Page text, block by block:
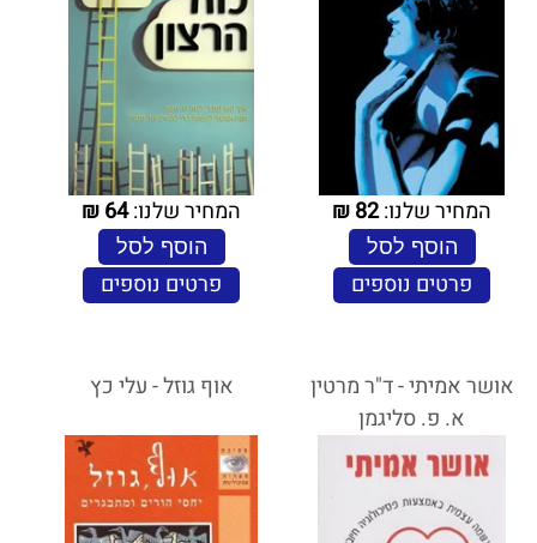
המחיר שלנו:82
₪
הוסף לסל
פרטים נוספים
המחיר שלנו:64
₪
הוסף לסל
פרטים נוספים
אושר אמיתי - ד"ר מרטין
א. פ. סליגמן
אוף גוזל - עלי כץ